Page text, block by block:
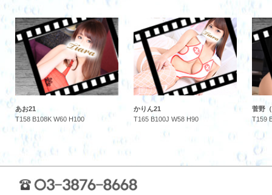
あお21
T158 B108K W60 H100
かりん21
T165 B100J W58 H90
菅野
T159